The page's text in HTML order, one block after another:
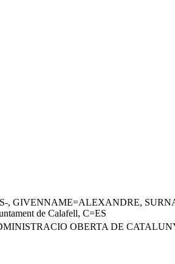
GIVENNAME=ALEXANDRE,
de Calafell, C=ES
OBERTA DE